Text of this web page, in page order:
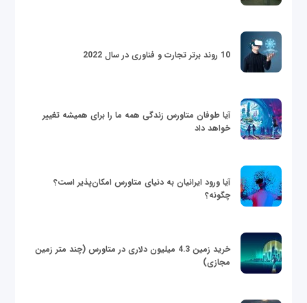
10 روند برتر تجارت و فناوری در سال 2022
آیا طوفان متاورس زندگی همه ما را برای همیشه تغییر
خواهد داد
آیا ورود ایرانیان به دنیای متاورس امکان‌پذیر است؟
چگونه؟
خرید زمین 4.3 میلیون دلاری در متاورس (چند متر زمین
مجازی)